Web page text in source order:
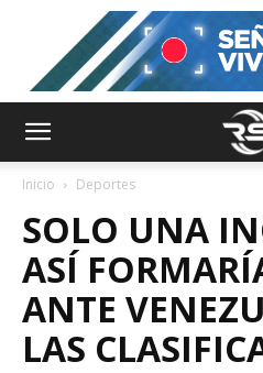
Inicio Deportes
SOLO UNA
ASÍ
ANTE
LAS